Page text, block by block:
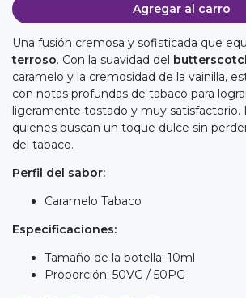
Agregar al carro
Una fusión cremosa y sofisticada que
terroso. Con la suavidad del
caramelo y la cremosidad de la vainilla,
con notas profundas de tabaco para
ligeramente tostado y muy satisfactorio.
quienes buscan un toque dulce sin
del tabaco.
Perfil del sabor:
Caramelo Tabaco
Especificaciones:
Tamaño de la botella: 10ml
Proporción: 50VG / 50PG